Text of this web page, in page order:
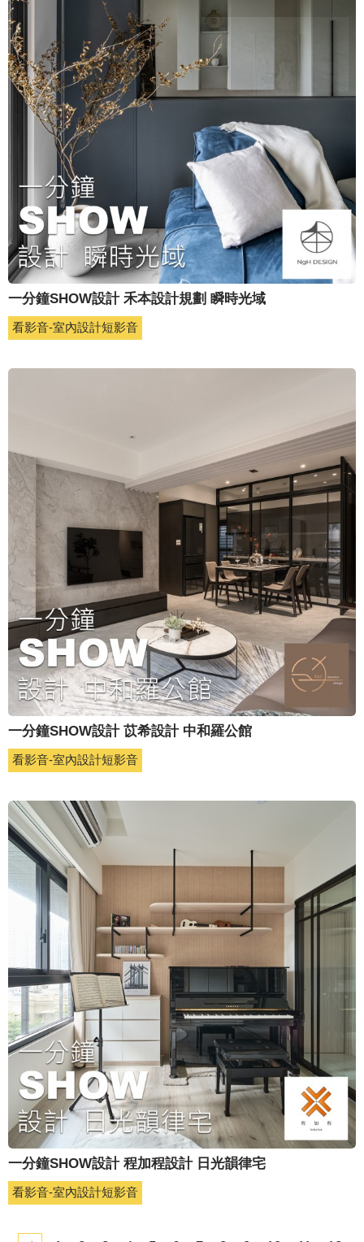
一分鐘SHOW設計 禾本設計規劃 瞬時光域
看影音-室內設計短影音
一分鐘SHOW設計 苡希設計 中和羅公館
看影音-室內設計短影音
一分鐘SHOW設計 程加程設計 日光韻律宅
看影音-室內設計短影音